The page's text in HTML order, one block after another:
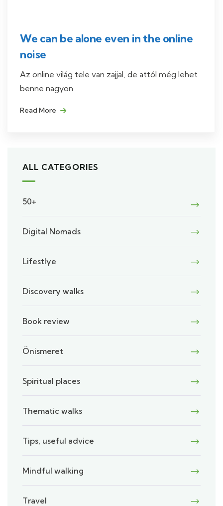
We can be alone even in the online
noise
Az online világ tele van zajjal, de attól még lehet
benne nagyon
Read More
ALL CATEGORIES
50+
Digital Nomads
Lifestlye
Discovery walks
Book review
Önismeret
Spiritual places
Thematic walks
Tips, useful advice
Mindful walking
Travel